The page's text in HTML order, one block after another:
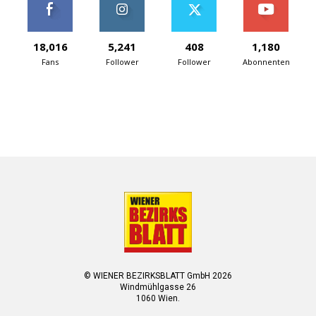
18,016
Fans
5,241
Follower
408
Follower
1,180
Abonnenten
© WIENER BEZIRKSBLATT GmbH 2026
Windmühlgasse 26
1060 Wien.